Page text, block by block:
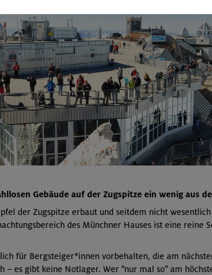
Gebäude auf der Zugspitze ein wenig aus
der Zugspitze erbaut und seitdem nicht
des Münchner Hauses ist eine reine
für Bergsteiger*innen vorbehalten, die am
es gibt keine Notlager. Wer "nur mal so" am